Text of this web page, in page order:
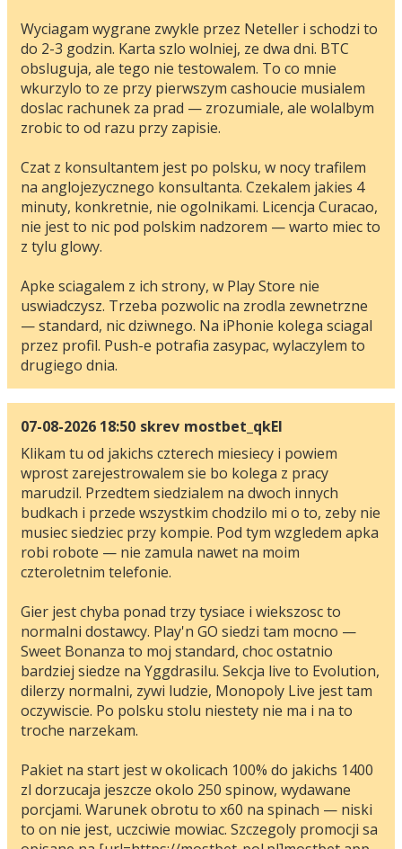
Wyciagam wygrane zwykle przez Neteller i schodzi to
do 2-3 godzin. Karta szlo wolniej, ze dwa dni. BTC
obsluguja, ale tego nie testowalem. To co mnie
wkurzylo to ze przy pierwszym cashoucie musialem
doslac rachunek za prad — zrozumiale, ale wolalbym
zrobic to od razu przy zapisie.
Czat z konsultantem jest po polsku, w nocy trafilem
na anglojezycznego konsultanta. Czekalem jakies 4
minuty, konkretnie, nie ogolnikami. Licencja Curacao,
nie jest to nic pod polskim nadzorem — warto miec to
z tylu glowy.
Apke sciagalem z ich strony, w Play Store nie
uswiadczysz. Trzeba pozwolic na zrodla zewnetrzne
— standard, nic dziwnego. Na iPhonie kolega sciagal
przez profil. Push-e potrafia zasypac, wylaczylem to
drugiego dnia.
07-08-2026 18:50 skrev mostbet_qkEl
Klikam tu od jakichs czterech miesiecy i powiem
wprost zarejestrowalem sie bo kolega z pracy
marudzil. Przedtem siedzialem na dwoch innych
budkach i przede wszystkim chodzilo mi o to, zeby nie
musiec siedziec przy kompie. Pod tym wzgledem apka
robi robote — nie zamula nawet na moim
czteroletnim telefonie.
Gier jest chyba ponad trzy tysiace i wiekszosc to
normalni dostawcy. Play'n GO siedzi tam mocno —
Sweet Bonanza to moj standard, choc ostatnio
bardziej siedze na Yggdrasilu. Sekcja live to Evolution,
dilerzy normalni, zywi ludzie, Monopoly Live jest tam
oczywiscie. Po polsku stolu niestety nie ma i na to
troche narzekam.
Pakiet na start jest w okolicach 100% do jakichs 1400
zl dorzucaja jeszcze okolo 250 spinow, wydawane
porcjami. Warunek obrotu to x60 na spinach — niski
to on nie jest, uczciwie mowiac. Szczegoly promocji sa